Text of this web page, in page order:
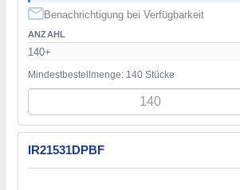
Benachrichtigung bei Verfügbarkeit
ANZAHL
140+
Mindestbestellmenge: 140 Stücke
IR21531DPBF